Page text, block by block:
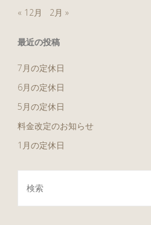
« 12月 2月 »
最近の投稿
7月の定休日
6月の定休日
5月の定休日
料金改定のお知らせ
1月の定休日